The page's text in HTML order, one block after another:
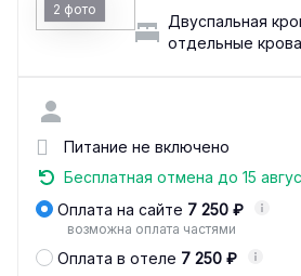
2 фото
Двуспальная
отдельные
Питание не включено
Бесплатная отмена до 15
Оплата на сайте 7 250 ₽
возможна оплата частями
Оплата в отеле 7 250 ₽